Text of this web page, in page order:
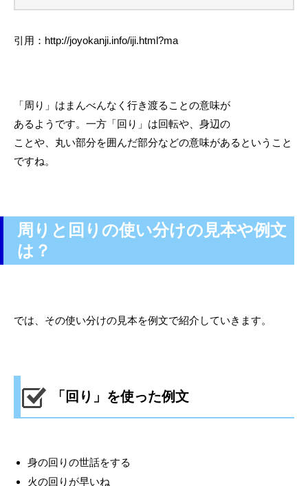
引用：http://joyokanji.info/iji.html?ma
「周り」はまんべんなく行き渡ることの意味が
あるようです。一方「回り」は回転や、身辺の
ことや、丸い部分を囲んだ部分などの意味があるということ
ですね。
周りと回りの使い分けの見本や例文
は？
では、その使い分けの見本を例文で紹介していきます。
「回り」を使った例文
身の回りの世話をする
火の回りが早いね